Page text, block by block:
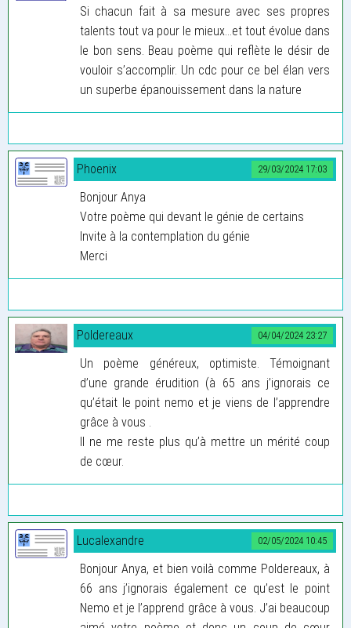
Si chacun fait à sa mesure avec ses propres
talents tout va pour le mieux…et tout évolue dans
le bon sens. Beau poème qui reflète le désir de
vouloir s’accomplir. Un cdc pour ce bel élan vers
un superbe épanouissement dans la nature
29/03/2024 17:03
Phoenix
Bonjour Anya
Votre poème qui devant le génie de certains
Invite à la contemplation du génie
Merci
04/04/2024 23:27
Poldereaux
Un poème généreux, optimiste. Témoignant
d’une grande érudition (à 65 ans j’ignorais ce
qu’était le point nemo et je viens de l’apprendre
grâce à vous .
Il ne me reste plus qu’à mettre un mérité coup
de cœur.
02/05/2024 10:45
Lucalexandre
Bonjour Anya, et bien voilà comme Poldereaux, à
66 ans j’ignorais également ce qu’est le point
Nemo et je l’apprend grâce à vous. J’ai beaucoup